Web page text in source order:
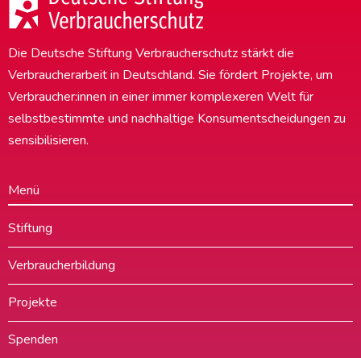
Die Deutsche Stiftung Verbraucherschutz stärkt die
Verbraucherarbeit in Deutschland. Sie fördert Projekte, um
Verbraucher:innen in einer immer komplexeren Welt für
selbstbestimmte und nachhaltige Konsumentscheidungen zu
sensibilisieren.
Menü
Stiftung
Verbraucherbildung
Projekte
Spenden